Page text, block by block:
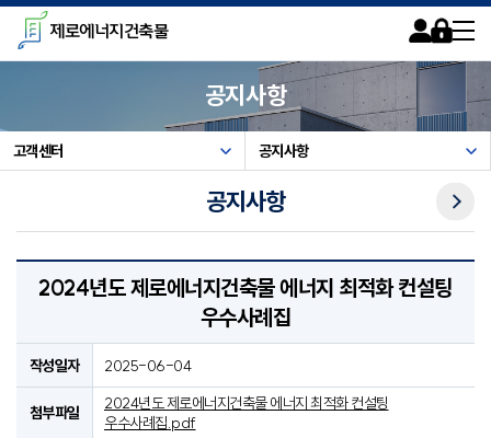
본문으로 가기
주메뉴로 가기
카피라이트로 가기
제로에너지건축물 회원가입
로그인
공지사항
고객센터 공지사항
공지사항 다음메뉴
2024년도 제로에너지건축물 에너지 최적화 컨설팅
우수사례집
작성일자 2025-06-04
첨부파일
2024년도 제로에너지건축물 에너지 최적화 컨설팅
우수사례집.pdf